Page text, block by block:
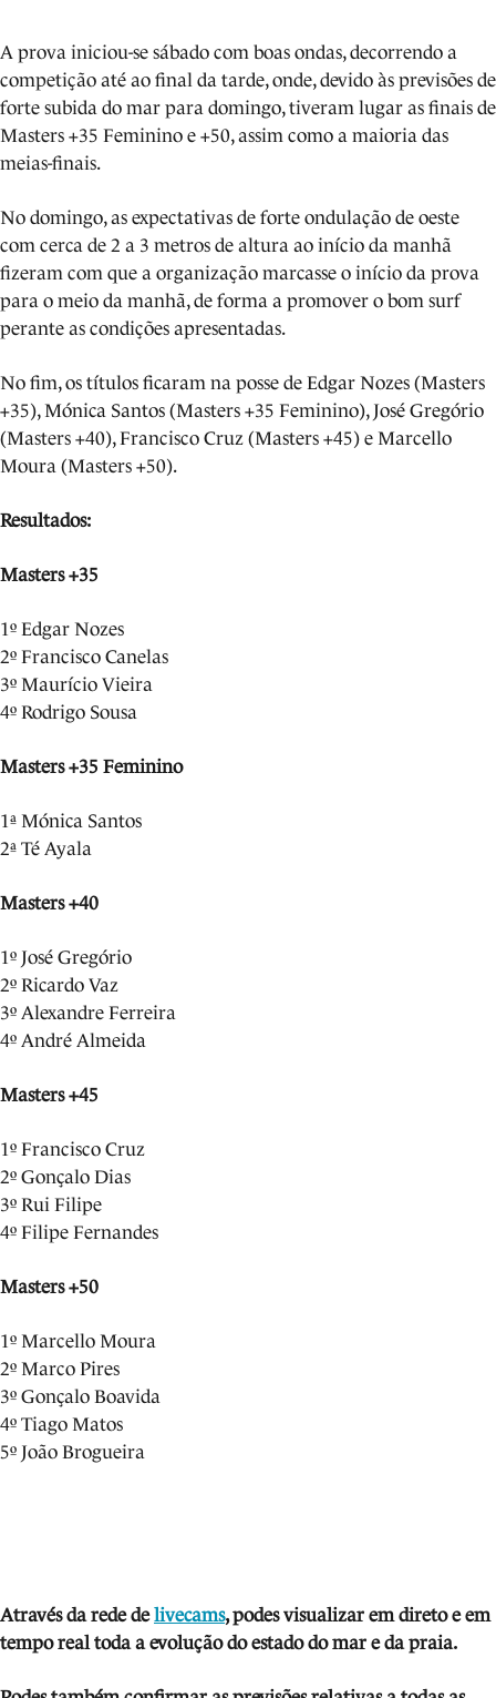
A prova iniciou-se sábado com boas ondas, decorrendo a
competição até ao final da tarde, onde, devido às previsões de
forte subida do mar para domingo, tiveram lugar as finais de
Masters +35 Feminino e +50, assim como a maioria das
meias-finais.
No domingo, as expectativas de forte ondulação de oeste
com cerca de 2 a 3 metros de altura ao início da manhã
fizeram com que a organização marcasse o início da prova
para o meio da manhã, de forma a promover o bom surf
perante as condições apresentadas.
No fim, os títulos ficaram na posse de Edgar Nozes (Masters
+35), Mónica Santos (Masters +35 Feminino), José Gregório
(Masters +40), Francisco Cruz (Masters +45) e Marcello
Moura (Masters +50).
Resultados:
Masters +35
1º Edgar Nozes
2º Francisco Canelas
3º Maurício Vieira
4º Rodrigo Sousa
Masters +35 Feminino
1ª Mónica Santos
2ª Té Ayala
Masters +40
1º José Gregório
2º Ricardo Vaz
3º Alexandre Ferreira
4º André Almeida
Masters +45
1º Francisco Cruz
2º Gonçalo Dias
3º Rui Filipe
4º Filipe Fernandes
Masters +50
1º Marcello Moura
2º Marco Pires
3º Gonçalo Boavida
4º Tiago Matos
5º João Brogueira
Através da rede delivecams, podes visualizar em direto e em
tempo real toda a evolução do estado do mar e da praia.